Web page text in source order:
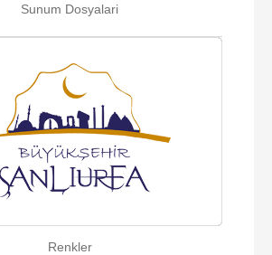
Sunum Dosyalari
Renkler